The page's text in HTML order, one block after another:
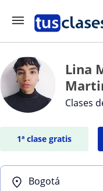
Lina
Clases
1ª clase gratis
Bogotá